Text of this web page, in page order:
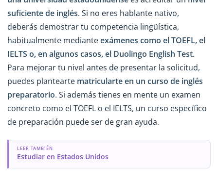
suficiente de inglés. Si no eres hablante nativo,
deberás demostrar tu competencia lingüística,
habitualmente medianteexámenes como el TOEFL, el
IELTS o, en algunos casos, el Duolingo English Test.
Para mejorar tu nivel antes de presentar la solicitud,
puedes plantearte matricularte en un curso de inglés
preparatorio. Si además tienes en mente un examen
concreto como el TOEFL o el IELTS, un curso específico
de preparación puede ser de gran ayuda.
LEER TAMBIÉN
Estudiar en Estados Unidos